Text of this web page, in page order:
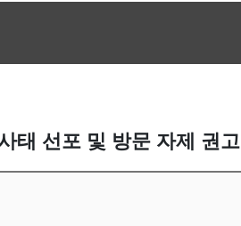
태 선포 및 방문 자제 권고